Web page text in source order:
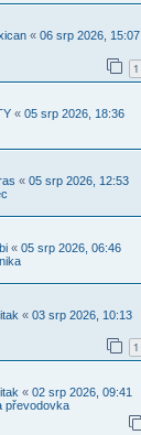
« 06 srp 2026, 15:07
1
« 05 srp 2026, 18:36
« 05 srp 2026, 12:53
« 05 srp 2026, 06:46
« 03 srp 2026, 10:13
1
« 02 srp 2026, 09:41
převodovka